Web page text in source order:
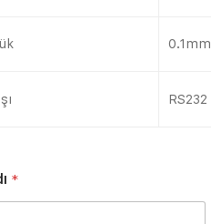
0.1mm
RS232
*